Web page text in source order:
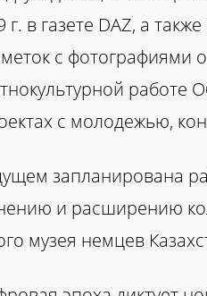
г. в газете DAZ, а
с фотографиями
с молодежью,
запланирована
и расширению
музея немцев